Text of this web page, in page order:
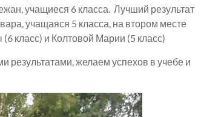
учащиеся 6 класса. Лучший результат
учащаяся 5 класса, на втором месте
класс) и Колтовой Марии (5 класс)
результатами, желаем успехов в учебе и